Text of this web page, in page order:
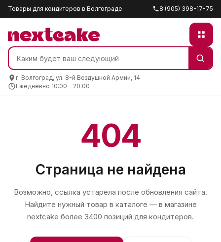
Товары для кондитеров в Волгограде 8 (905) 398-17-75
г. Волгоград, ул. 8-й Воздушной Армии, 14
Ежедневно 10:00 – 20:00
404
Страница не найдена
Возможно, ссылка устарела после обновления сайта.
Найдите нужный товар в каталоге — в магазине
nextcake более 3400 позиций для кондитеров.